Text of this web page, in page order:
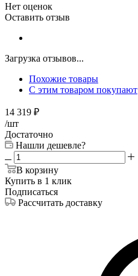
Нет оценок
Оставить отзыв
Загрузка отзывов...
Похожие товары
С этим товаром покупают
14 319 ₽
/шт
Достаточно
Нашли дешевле?
В корзину
Купить в 1 клик
Подписаться
Рассчитать доставку